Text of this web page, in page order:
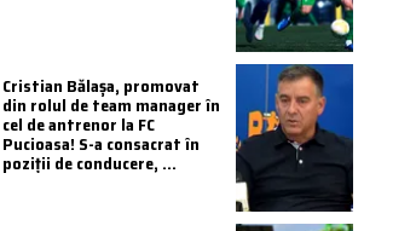
Cristian Bălașa, promovat
din rolul de team manager în
cel de antrenor la FC
Pucioasa! S-a consacrat în
poziții de conducere, ...